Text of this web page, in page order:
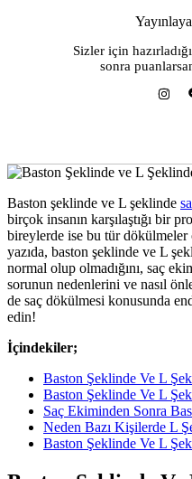
Sizler için
sonra
Baston şeklinde ve L şeklinde
birçok insanın karşılaştığı bir
bireylerde ise bu tür
yazıda, baston şeklinde ve L
normal olup olmadığını, saç
sorunun nedenlerini ve nasıl
de saç dökülmesi konusunda
edin!
İçindekiler;
Baston Şeklinde Ve L
Baston Şeklinde Ve L
Saç Ekiminden Sonra
Neden Bazı Kişilerde L
Baston Şeklinde Ve L